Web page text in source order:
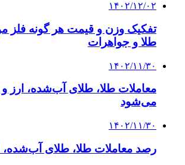
۱۴۰۲/۱۲/۰۲
تفکیک وزن و قیمت هر گونه فلز
طلا و جواهرات
۱۴۰۲/۱۱/۳۰
معاملات طلا، طلای آب‌شده، ارز
می‌شود
۱۴۰۲/۱۱/۳۰
رصد معاملات طلا، طلای آب‌شده،